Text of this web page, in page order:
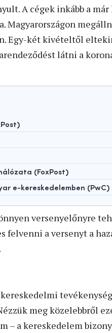
A cégek inkább a már
Magyarországon
Egy-két kivételtől
látni a
(FoxPost)
e-kereskedelemben (PwC)
versenyelőnyre
felvenni a versenyt a
meg közelebbről
– a kereskedelem